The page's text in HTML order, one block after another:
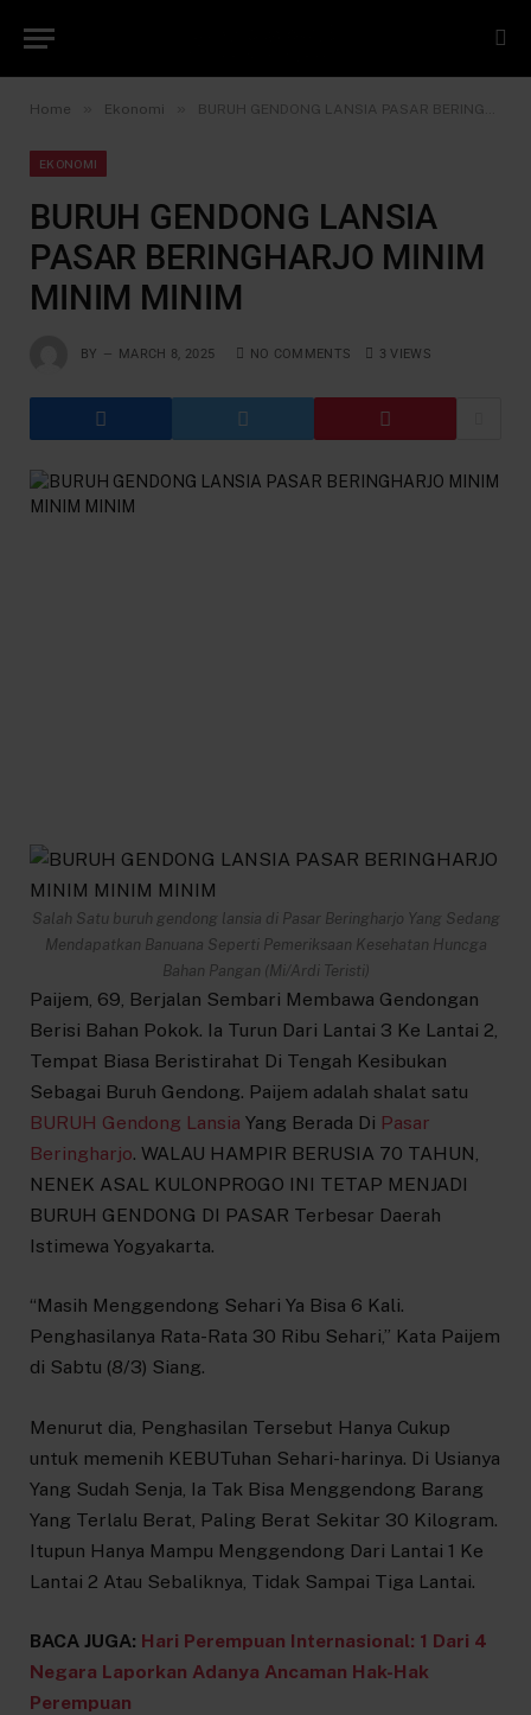
Home Ekonomi BURUH GENDONG LANSIA PASAR BERINGHARJO MINIM MINIM MINIM
EKONOMI
BURUH GENDONG LANSIA
PASAR BERINGHARJO MINIM
MINIM MINIM
BY MARCH 8, 2025 NO COMMENTS 3VIEWS
Salah Satu buruh gendong lansia di Pasar Beringharjo Yang Sedang
Mendapatkan Banuana Seperti Pemeriksaan Kesehatan Huncga
Bahan Pangan (Mi/Ardi Teristi)
Paijem, 69, Berjalan Sembari Membawa Gendongan
Berisi Bahan Pokok. Ia Turun Dari Lantai 3 Ke Lantai 2,
Tempat Biasa Beristirahat Di Tengah Kesibukan
Sebagai Buruh Gendong. Paijem adalah shalat satu
BURUH Gendong Lansia Yang Berada Di Pasar
Beringharjo. WALAU HAMPIR BERUSIA 70 TAHUN,
NENEK ASAL KULONPROGO INI TETAP MENJADI
BURUH GENDONG DI PASAR Terbesar Daerah
Istimewa Yogyakarta.
“Masih Menggendong Sehari Ya Bisa 6 Kali.
Penghasilanya Rata-Rata 30 Ribu Sehari,” Kata Paijem
di Sabtu (8/3) Siang.
Menurut dia, Penghasilan Tersebut Hanya Cukup
untuk memenih KEBUTuhan Sehari-harinya. Di Usianya
Yang Sudah Senja, Ia Tak Bisa Menggendong Barang
Yang Terlalu Berat, Paling Berat Sekitar 30 Kilogram.
Itupun Hanya Mampu Menggendong Dari Lantai 1 Ke
Lantai 2 Atau Sebaliknya, Tidak Sampai Tiga Lantai.
BACA JUGA: Hari Perempuan Internasional: 1 Dari 4
Negara Laporkan Adanya Ancaman Hak-Hak
Perempuan